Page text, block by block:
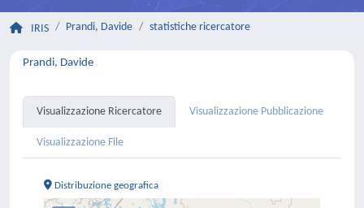
IRIS Prandi, Davide statistiche ricercatore
Prandi, Davide
Visualizzazione Ricercatore Visualizzazione Pubblicazione
Visualizzazione File
Distribuzione geografica